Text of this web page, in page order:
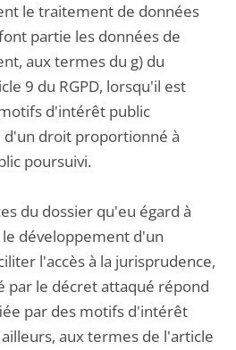
le traitement de données
partie les données de
aux termes du g) du
9 du RGPD, lorsqu'il est
d'intérêt public
d'un droit proportionné à
poursuivi.
du dossier qu'eu égard à
développement d'un
l'accès à la jurisprudence,
par le décret attaqué répond
par des motifs d'intérêt
aux termes de l'article